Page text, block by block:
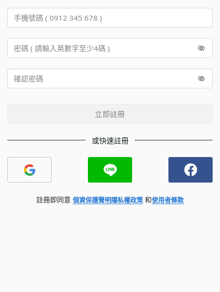
立即註冊
或快速註冊
註冊即同意 個資保護聲明隱私權政策 和使用者條款